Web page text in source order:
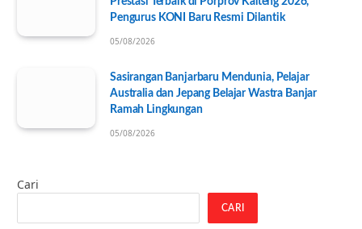
Pengurus KONI Baru Resmi Dilantik
05/08/2026
Sasirangan Banjarbaru Mendunia, Pelajar
Australia dan Jepang Belajar Wastra Banjar
Ramah Lingkungan
05/08/2026
Cari
CARI